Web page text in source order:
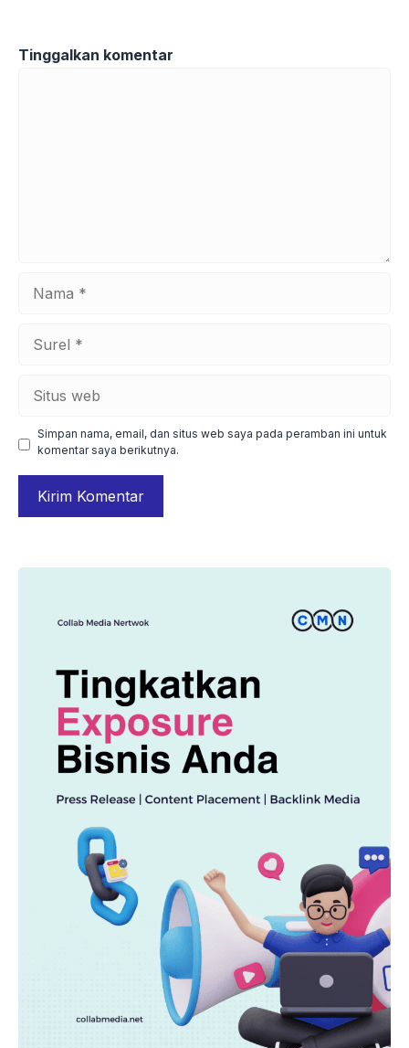
Tinggalkan komentar
web
Simpan nama, email, dan situs web saya pada peramban ini untuk
komentar saya berikutnya.